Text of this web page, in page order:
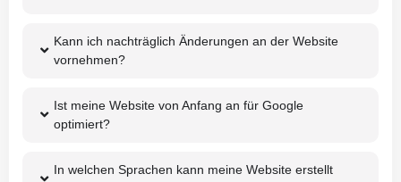
Kann ich nachträglich Änderungen an der Website
vornehmen?
Ist meine Website von Anfang an für Google
optimiert?
In welchen Sprachen kann meine Website erstellt